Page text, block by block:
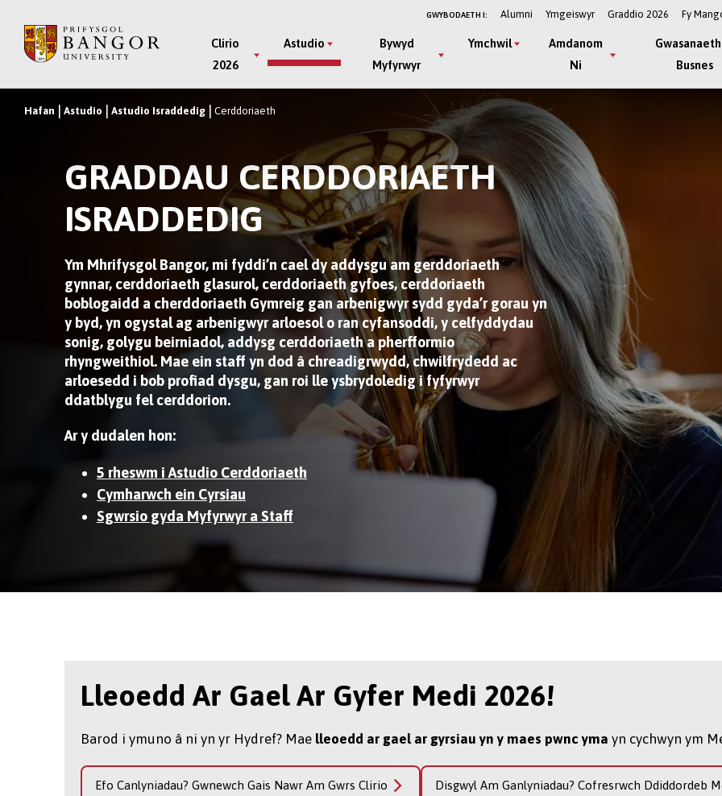
GWYBODAETH I: Alumni Ymgeiswyr Graddio 2026 Fy
Main
Menu
Clirio
2026
Astudio
Bywyd
Myfyrwyr
Ymchwil
Amdanom
Ni
Busnes
Breadcrumb
Hafan Astudio Astudio Israddedig Cerddoriaeth
GRADDAU CERDDORIAETH
ISRADDEDIG
Ym Mhrifysgol Bangor, mi fyddi’n cael dy addysgu am gerddoriaeth
gynnar, cerddoriaeth glasurol, cerddoriaeth gyfoes, cerddoriaeth
boblogaidd a cherddoriaeth Gymreig gan arbenigwyr sydd gyda’r gorau yn
y byd, yn ogystal ag arbenigwyr arloesol o ran cyfansoddi, y celfyddydau
sonig, golygu beirniadol, addysg cerddoriaeth a pherfformio
rhyngweithiol. Mae ein staff yn dod â chreadigrwydd, chwilfrydedd ac
arloesedd i bob profiad dysgu, gan roi lle ysbrydoledig i fyfyrwyr
ddatblygu fel cerddorion.
Ar y dudalen hon:
5 rheswm i Astudio Cerddoriaeth
Cymharwch ein Cyrsiau
Sgwrsio gyda Myfyrwyr a Staff
Lleoedd Ar Gael Ar Gyfer Medi 2026!
Barod i ymuno â ni yn yr Hydref? Mae lleoedd ar gael ar gyrsiau yn y maes pwnc yma yn cychwyn ym
Efo Canlyniadau? Gwnewch Gais Nawr Am Gwrs Clirio Disgwyl Am Ganlyniadau? Cofresrwch Ddiddordeb